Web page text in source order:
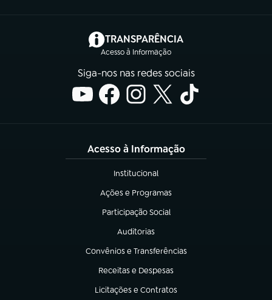
TRANSPARÊNCIA
Acesso à Informação
(abre em nova aba)
Siga-nos nas redes sociais
Acesso à Informação
Institucional
(abre em nova aba)
Ações e Programas
(abre em nova aba)
Participação Social
(abre em nova aba)
Auditorias
(abre em nova aba)
Convênios e Transferências
(abre em nova aba)
Receitas e Despesas
(abre em nova aba)
Licitações e Contratos
(abre em nova aba)